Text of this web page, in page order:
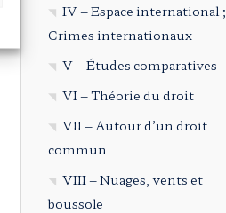
IV – Espace international ;
Crimes internationaux
V – Études comparatives
VI – Théorie du droit
VII – Autour d’un droit
commun
VIII – Nuages, vents et
boussole